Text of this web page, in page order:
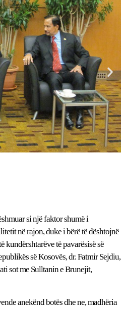
si një faktor shumë i
në rajon, duke i bërë të dështojnë
kundërshtarëve të pavarësisë së
së Kosovës, dr. Fatmir Sejdiu,
sot me Sulltanin e Brunejit,
anekënd botës dhe ne, madhëria